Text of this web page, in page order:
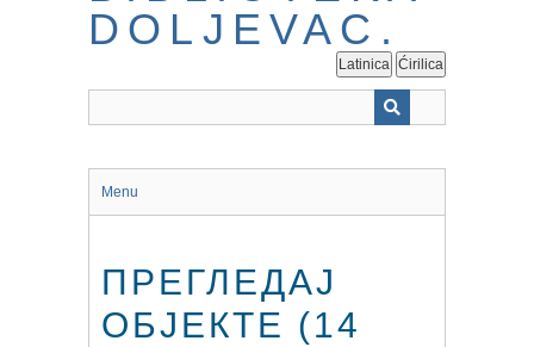
Latinica Ćirilica
Menu
ПРЕГЛЕДАЈ
ОБЈЕКТЕ (14